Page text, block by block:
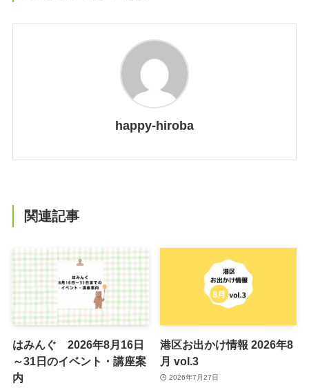
happy-hiroba
関連記事
はみんぐ 2026年8月16日
～31日のイベント・講座案
内
港区お出かけ情報 2026年8
月 vol.3
2026年7月27日